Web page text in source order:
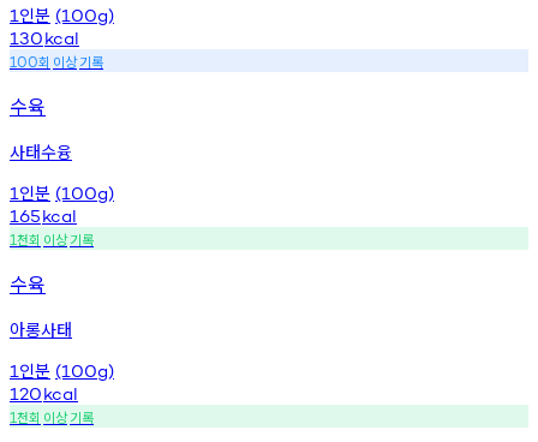
1 인분 (100g)
130kcal
100회 이상기록
수육
사태수융
1 인분 (100g)
165kcal
1천회 이상기록
수육
아롱사태
1 인분 (100g)
120kcal
1천회 이상기록